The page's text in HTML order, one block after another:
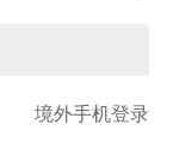
境外手机登录